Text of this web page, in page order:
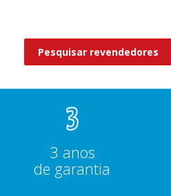
Pesquisar revendedores
3 anos
de garantia